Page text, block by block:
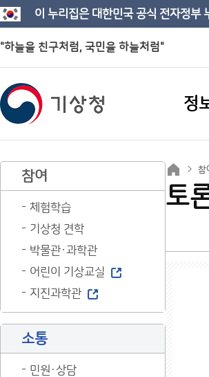
이 누리집은 대한민국 공식 전자정부
"하늘을 친구처럼, 국민을 하늘처럼"
정
참여
체험학습
기상청 견학
박물관·과학관
어린이 기상교실
지진과학관
소통
민원·상담
참
토